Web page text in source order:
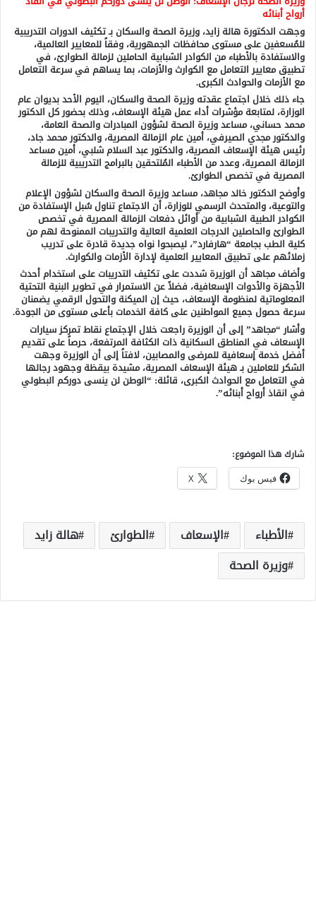
أرواح أبنائه
وجهت الدكتورة هالة زايد، وزيرة الصحة والسكان بـ تكثيف الدورات التدريبية
للمُسعفين على مستوى محافظات الجمهورية، وفقاً للمعايير العالمية،
والاستفادة بالأطباء من الكوادر الشبابية الحاملين لزمالة الطوارئ، في
تطبيق معايير التعامل مع الكوارث والأزمات، بما يساهم في سرعة التعامل
مع الأزمات والحوادث الكبرى.
جاء ذلك خلال اجتماع عقدته وزيرة الصحة والسكان، اليوم الأحد بديوان عام
الوزارة، لمتابعة مؤشرات أداء عمل هيئة الإسعاف، وذلك بحضور كل الدكتور
محمد حساني، مساعد وزيرة الصحة لشؤون المبادرات والصحة العامة،
والدكتور مجدي الصيرفي، أمين عام الزمالة المصرية، والدكتور محمد جاد،
رئيس هيئة الإسعاف المصرية، والدكتور عبد السلام شلبي، أمين مساعد
الزمالة المصرية، وعدد من الأطباء المُلتحقين بالبرامج التدريبية للزمالة
المصرية في تخصص الطوارئ.
وأوضح الدكتور خالد مجاهد، مساعد وزيرة الصحة والسكان لشؤون الإعلام
والتوعية، والمتحدث الرسمي للوزارة، أن الاجتماع تناول سُبل الإستفادة من
الكوادر الطبية الشبابية من أوائل دفعات الزمالة المصرية في تخصص
الطوارئ والحاصلين الدرجات العلمية العالية والتدريبات الممنوحة لهم من
كلية الطب بجامعة “هارفارد”، ليصبحوا نواه جديدة قادرة على تدريب
زملائهم على تطبيق المعايير العلمية لإدارة الأزمات والكوارث.
وأضاف مجاهد أن الوزيرة شددت على تكثيف التدريبات على استخدام أحدث
الأجهزة والأدوات الإسعافية، فضلاً عن الاستمرار في تطوير البنية التحتية
المعلوماتية لمنظومة الإسعاف، حيث إن الميكنة والتحول الرقمي يضمنان
سرعة حصول جميع المواطنين على كافة الخدمات بأعلى مستوى من الجودة.
وأشار “مجاهد” إلى أن الوزيرة راجعت خلال الإجتماع نقاط تمركز سيارات
الإسعاف في المناطق السكانية ذات الكثافة المرتفعة، حرصاً على تقديم
أفضل خدمة إسعافية للمرضى والمصابين، لافتاً إلى أن الوزيرة وجهت
الشكر للعاملين بـ هيئة الإسعاف المصرية، مشيدة بيقظة وجهود رجالها
في التعامل مع الحوادث الكبرى، قائلة: “الوطن لن ينسى دوركم البطولي
في انقاذ أرواح أبنائه”.
شارك هذا الموضوع:
فيس بوك X
الأطباء الإسعاف الطوارئ
هالة زايد
وزيرة الصحة